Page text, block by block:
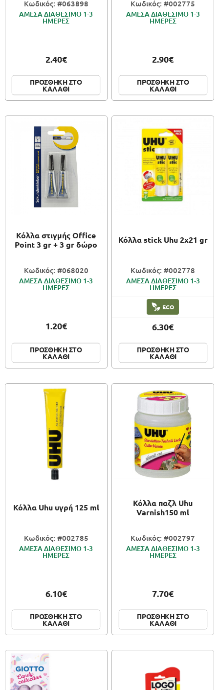
Κωδικός: #063898
ΑΜΕΣΑ ΔΙΑΘΕΣΙΜΟ 1-3
ΗΜΕΡΕΣ
2.40€
ΠΡΟΣΘΗΚΗ ΣΤΟ
ΚΑΛΑΘΙ
Κωδικός: #002775
ΑΜΕΣΑ ΔΙΑΘΕΣΙΜΟ 1-3
ΗΜΕΡΕΣ
2.90€
ΠΡΟΣΘΗΚΗ ΣΤΟ
ΚΑΛΑΘΙ
Κόλλα στιγμής Office
Point 3 gr + 3 gr δώρο
Κωδικός: #068020
ΑΜΕΣΑ ΔΙΑΘΕΣΙΜΟ 1-3
ΗΜΕΡΕΣ
1.20€
ΠΡΟΣΘΗΚΗ ΣΤΟ
ΚΑΛΑΘΙ
Κόλλα stick Uhu 2x21 gr
Κωδικός: #002778
ΑΜΕΣΑ ΔΙΑΘΕΣΙΜΟ 1-3
ΗΜΕΡΕΣ
ECO
6.30€
ΠΡΟΣΘΗΚΗ ΣΤΟ
ΚΑΛΑΘΙ
Κόλλα Uhu υγρή 125 ml
Κωδικός: #002785
ΑΜΕΣΑ ΔΙΑΘΕΣΙΜΟ 1-3
ΗΜΕΡΕΣ
6.10€
ΠΡΟΣΘΗΚΗ ΣΤΟ
ΚΑΛΑΘΙ
Κόλλα παζλ Uhu
Varnish150 ml
Κωδικός: #002797
ΑΜΕΣΑ ΔΙΑΘΕΣΙΜΟ 1-3
ΗΜΕΡΕΣ
7.70€
ΠΡΟΣΘΗΚΗ ΣΤΟ
ΚΑΛΑΘΙ